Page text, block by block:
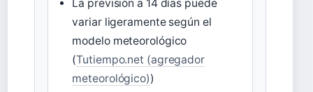
La previsión a 14 días puede
variar ligeramente según el
modelo meteorológico
(Tutiempo.net (agregador
meteorológico))